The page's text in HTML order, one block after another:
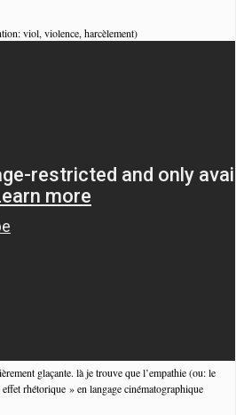
viol, violence, harcèlement)
glaçante. là je trouve que l’empathie (ou: le
rhétorique » en langage cinématographique